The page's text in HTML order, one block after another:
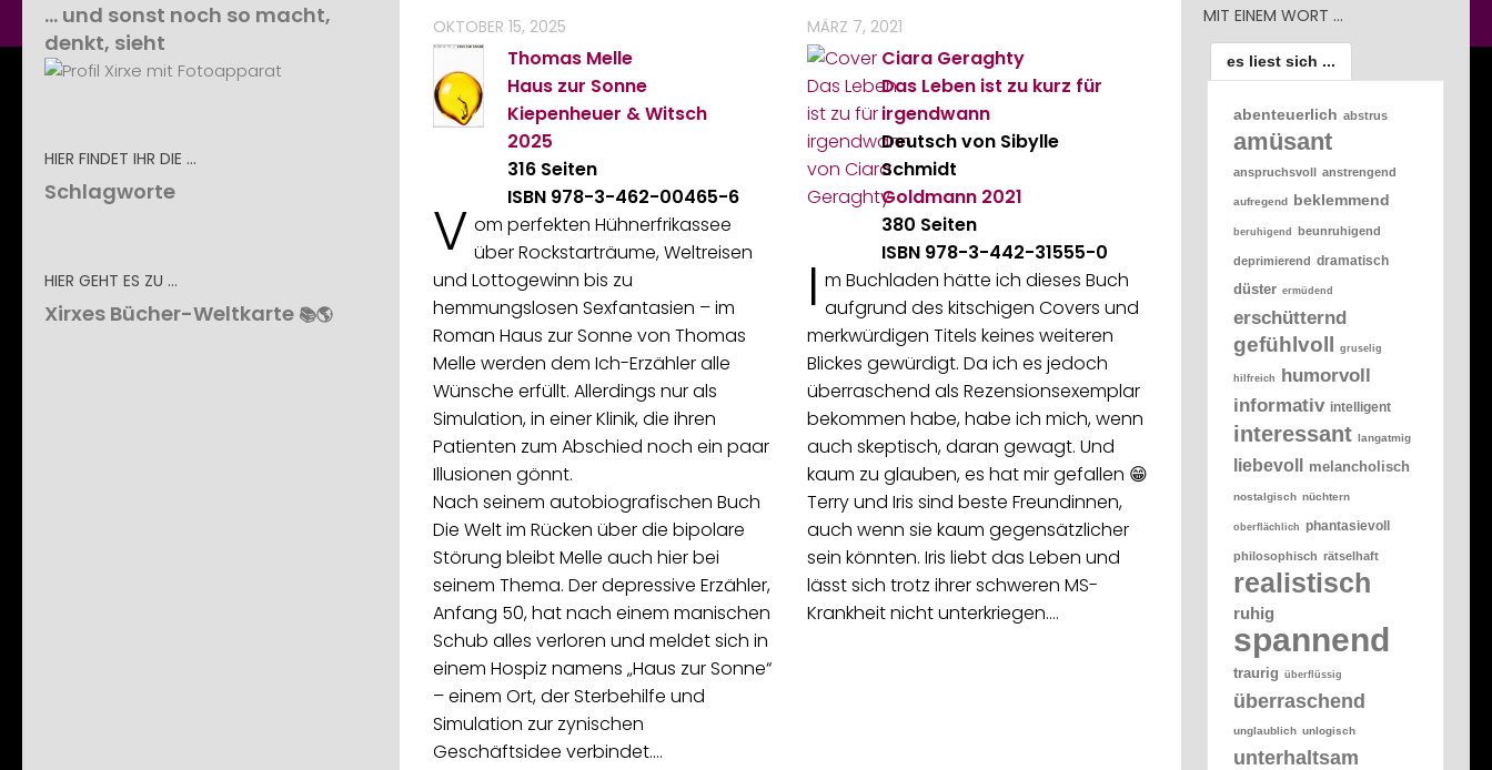
OKTOBER 15, 2025
Thomas Melle
Haus zur Sonne
Kiepenheuer & Witsch
2025
316 Seiten
ISBN 978-3-462-00465-6
V om perfekten Hühnerfrikassee
über Rockstarträume, Weltreisen
und Lottogewinn bis zu
hemmungslosen Sexfantasien – im
Roman Haus zur Sonne von Thomas
Melle werden dem Ich-Erzähler alle
Wünsche erfüllt. Allerdings nur als
Simulation, in einer Klinik, die ihren
Patienten zum Abschied noch ein paar
Illusionen gönnt.
Nach seinem autobiografischen Buch
Die Welt im Rücken über die bipolare
Störung bleibt Melle auch hier bei
seinem Thema. Der depressive Erzähler,
Anfang 50, hat nach einem manischen
Schub alles verloren und meldet sich in
einem Hospiz namens „Haus zur Sonne“
– einem Ort, der Sterbehilfe und
Simulation zur zynischen
Geschäftsidee verbindet.…
MÄRZ 7, 2021
Ciara Geraghty
Das Leben ist zu kurz für
irgendwann
Deutsch von Sibylle
Schmidt
Goldmann 2021
380 Seiten
ISBN 978-3-442-31555-0
I m Buchladen hätte ich dieses Buch
aufgrund des kitschigen Covers und
merkwürdigen Titels keines weiteren
Blickes gewürdigt. Da ich es jedoch
überraschend als Rezensionsexemplar
bekommen habe, habe ich mich, wenn
auch skeptisch, daran gewagt. Und
kaum zu glauben, es hat mir gefallen 😁
Terry und Iris sind beste Freundinnen,
auch wenn sie kaum gegensätzlicher
sein könnten. Iris liebt das Leben und
lässt sich trotz ihrer schweren MS-
Krankheit nicht unterkriegen.…
… und sonst noch so macht,
denkt, sieht
HIER FINDET IHR DIE …
Schlagworte
HIER GEHT ES ZU …
Xirxes Bücher-Weltkarte 📚🌎
MIT EINEM WORT …
es liest sich ...
abenteuerlich abstrus
amüsant
anspruchsvoll anstrengend
aufregend beklemmend
beruhigend beunruhigend
deprimierend dramatisch
düster ermüdend
erschütternd
gefühlvoll gruselig
hilfreich
humorvoll
informativ intelligent
interessant langatmig
liebevoll melancholisch
nostalgisch nüchtern
oberflächlich phantasievoll
philosophisch rätselhaft
realistisch
ruhig
spannend
traurig überflüssig
überraschend
unglaublich unlogisch
unterhaltsam